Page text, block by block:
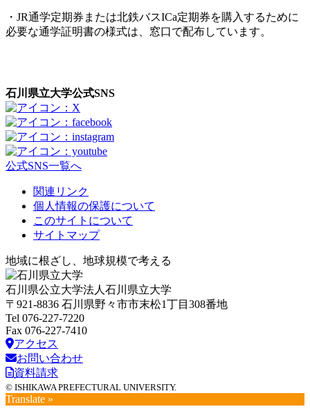
・JR通学定期券または北鉄バスICa定期券を購入するために
必要な通学証明書の様式は、窓口で配布しています。
石川県立大学公式SNS
公式SNS一覧へ
関連リンク
個人情報の保護について
このサイトについて
サイトマップ
地域に根ざし、地球規模で考える
石川県公立大学法人石川県立大学
〒921-8836 石川県野々市市末松1丁目308番地
Tel 076-227-7220
Fax 076-227-7410
アクセス
お問い合わせ
資料請求
© ISHIKAWA PREFECTURAL UNIVERSITY.
Translate »